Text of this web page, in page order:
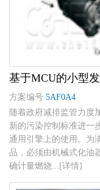
基于MCU的小型
方案编号 5AF0A4
随着政府减排监管力度
新的污染控制标准进一
通用引擎上的使用。为
品，必须由机械式化油
确计量燃烧...[详情]